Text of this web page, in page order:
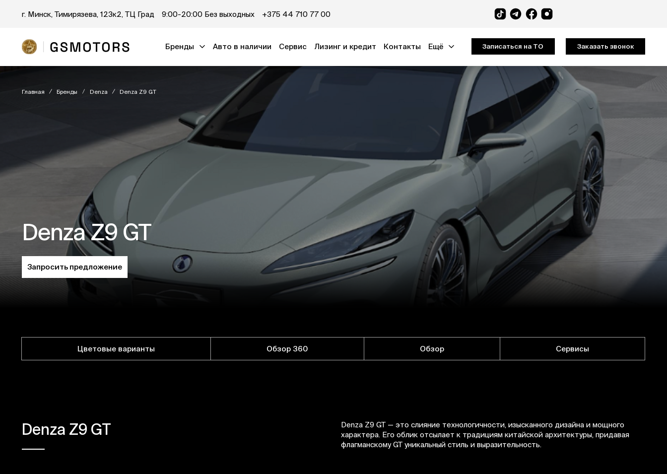
г. Минск, Тимирязева, 123к2, ТЦ Град 9:00-20:00 Без выходных +375 44 710 77 00
Бренды Авто в наличии Сервис Лизинг и кредит Контакты Ещё Записаться на ТО Заказать звонок
Главная Бренды Denza Denza Z9 GT
Denza Z9 GT
Запросить предложение
Цветовые варианты Обзор 360 Обзор Сервисы
Denza Z9 GT
Denza Z9 GT — это слияние технологичности, изысканного дизайна и мощного
характера. Его облик отсылает к традициям китайской архитектуры, придавая
флагманскому GT уникальный стиль и выразительность.